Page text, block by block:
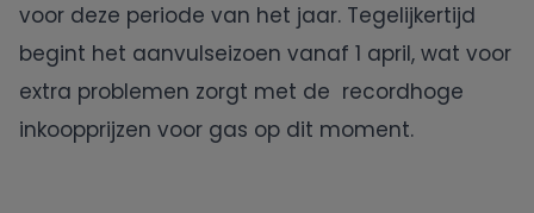
voor deze periode van het jaar. Tegelijkertijd
begint het aanvulseizoen vanaf 1 april, wat voor
extra problemen zorgt met de recordhoge
inkoopprijzen voor gas op dit moment.